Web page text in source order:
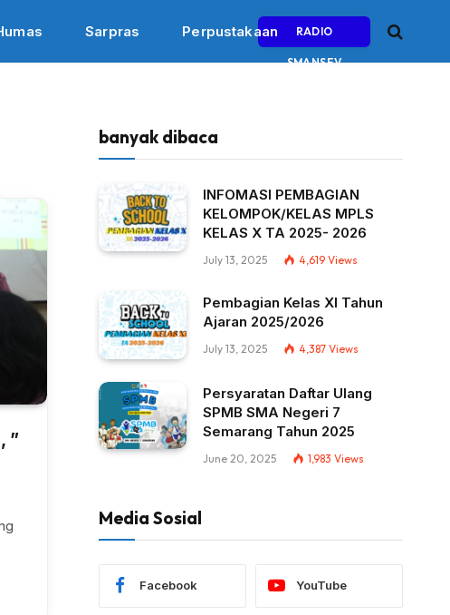
Sarpras Perpustakaan RADIO
SMANSEV
”
banyak dibaca
INFOMASI PEMBAGIAN
KELOMPOK/KELAS MPLS
KELAS X TA 2025- 2026
July 13, 2025 4,619 Views
Pembagian Kelas XI Tahun
Ajaran 2025/2026
July 13, 2025 4,387 Views
Persyaratan Daftar Ulang
SPMB SMA Negeri 7
Semarang Tahun 2025
June 20, 2025 1,983 Views
Media Sosial
Facebook YouTube